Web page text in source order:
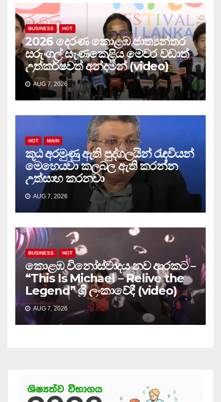
BUSINESS HOT
2026 දෙරණ කොළඹ ජාත්‍යන්තර
සරුංගල් සැණකෙළිය මෙවර වඩාත්
උත්කර්ෂවත් අන්දමින් (video)
AUG 7, 2026
HOT MAIN
කූඨ අරමුණු ඇති පුද්ගලයින් රැඳවියන්
මෙහෙයවා කලබල ඇති කරන්න
උත්සාහ කරනවා
AUG 7, 2026
BUSINESS HOT
කොළඹ විනෝස්වාදය නව ආරකට –
“This Is Michael – Relive the
Legend” ශ්‍රී ලංකාවේදී (video)
AUG 7, 2026